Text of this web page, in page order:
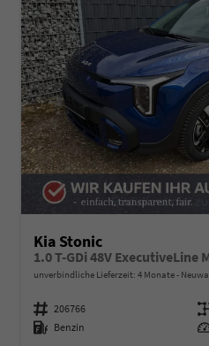
Kia Stonic
1.0 T-GDi 48V ExecutiveLine
unverbindliche Lieferzeit: 4 Monate
Fahrzeugnummer 206766
Kraftstoff Benzin